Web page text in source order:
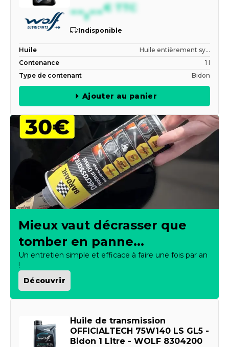
--,--€ TTC
Indisponible
Huile
Huile entièrement sy...
Contenance
1 l
Type de contenant
Bidon
Ajouter au panier
Mieux vaut décrasser que
tomber en panne...
Un entretien simple et efficace à faire une fois par an
!
Découvrir
Huile de transmission
OFFICIALTECH 75W140 LS GL5 -
Bidon 1 Litre - WOLF 8304200